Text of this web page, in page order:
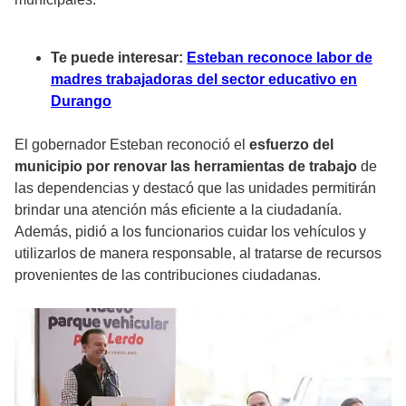
Te puede interesar: Esteban reconoce labor de
madres trabajadoras del sector educativo en
Durango
El gobernador Esteban reconoció el esfuerzo del
municipio por renovar las herramientas de trabajo de
las dependencias y destacó que las unidades permitirán
brindar una atención más eficiente a la ciudadanía.
Además, pidió a los funcionarios cuidar los vehículos y
utilizarlos de manera responsable, al tratarse de recursos
provenientes de las contribuciones ciudadanas.